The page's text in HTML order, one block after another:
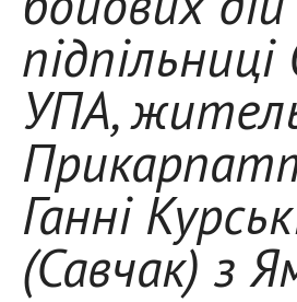
УПА,
Ганні
(Савчак) з